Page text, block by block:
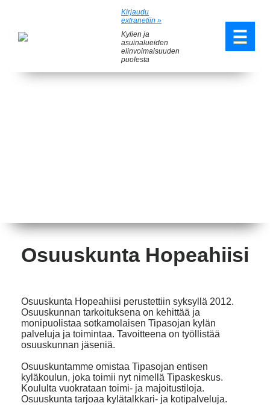
Kirjaudu
extranetiin »
Kylien ja
asuinalueiden
elinvoimaisuuden
puolesta
Osuuskunta Hopeahiisi
Osuuskunta Hopeahiisi perustettiin syksyllä 2012.
Osuuskunnan tarkoituksena on kehittää ja
monipuolistaa sotkamolaisen Tipasojan kylän
palveluja ja toimintaa. Tavoitteena on työllistää
osuuskunnan jäseniä.
Osuuskuntamme omistaa Tipasojan entisen
kyläkoulun, joka toimii nyt nimellä Tipaskeskus.
Koululta vuokrataan toimi- ja majoitustiloja.
Osuuskunta tarjoaa kylätalkkari- ja kotipalveluja.